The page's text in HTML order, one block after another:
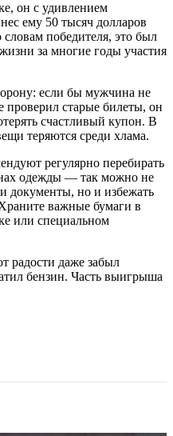
он с удивлением
ему 50 тысяч долларов
победителя, это был
за многие годы участия
если бы мужчина не
проверил старые билеты, он
счастливый купон. В
теряются среди хлама.
регулярно перебирать
одежды — так можно не
документы, но и избежать
важные бумаги в
или специальном
радости даже забыл
бензин. Часть выигрыша